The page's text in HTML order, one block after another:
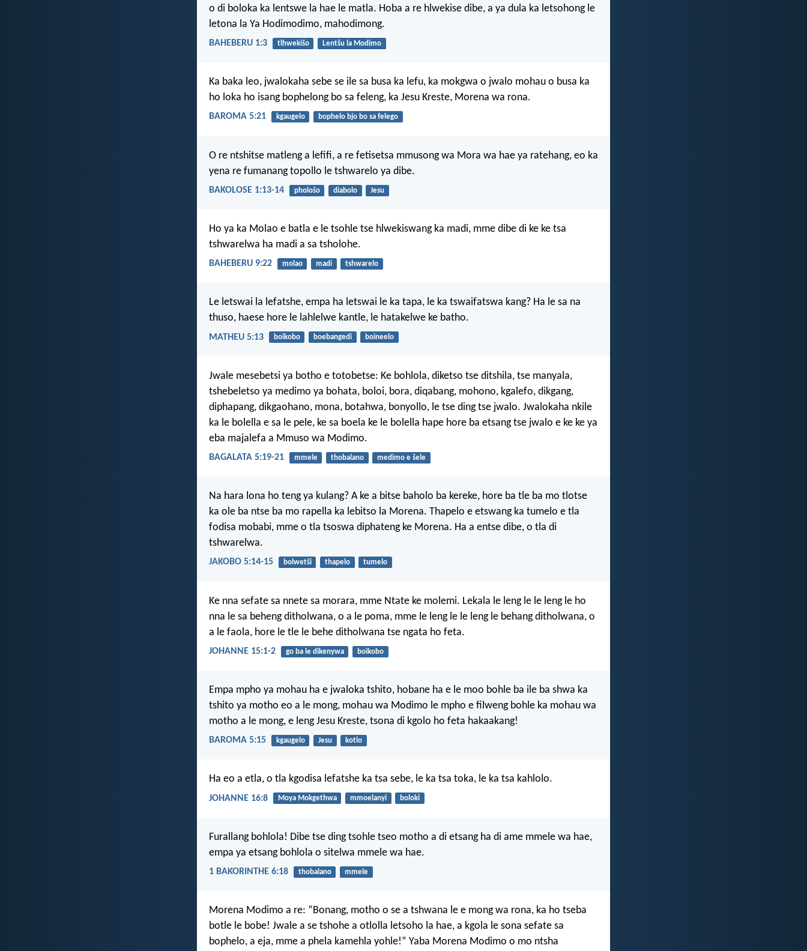
o di boloka ka lentswe la hae le matla. Hoba a re hlwekise dibe, a ya dula ka letsohong le
letona la Ya Hodimodimo, mahodimong.
BAHEBERU 1:3 tlhwekišo Lentšu la Modimo
Ka baka leo, jwalokaha sebe se ile sa busa ka lefu, ka mokgwa o jwalo mohau o busa ka
ho loka ho isang bophelong bo sa feleng, ka Jesu Kreste, Morena wa rona.
BAROMA 5:21 kgaugelo bophelo bjo bo sa felego
O re ntshitse matleng a lefifi, a re fetisetsa mmusong wa Mora wa hae ya ratehang, eo ka
yena re fumanang topollo le tshwarelo ya dibe.
BAKOLOSE 1:13-14 phološo diabolo Jesu
Ho ya ka Molao e batla e le tsohle tse hlwekiswang ka madi, mme dibe di ke ke tsa
tshwarelwa ha madi a sa tsholohe.
BAHEBERU 9:22 molao madi tshwarelo
Le letswai la lefatshe, empa ha letswai le ka tapa, le ka tswaifatswa kang? Ha le sa na
thuso, haese hore le lahlelwe kantle, le hatakelwe ke batho.
MATHEU 5:13 boikobo boebangedi boineelo
Jwale mesebetsi ya botho e totobetse: Ke bohlola, diketso tse ditshila, tse manyala,
tshebeletso ya medimo ya bohata, boloi, bora, diqabang, mohono, kgalefo, dikgang,
diphapang, dikgaohano, mona, botahwa, bonyollo, le tse ding tse jwalo. Jwalokaha nkile
ka le bolella e sa le pele, ke sa boela ke le bolella hape hore ba etsang tse jwalo e ke ke ya
eba majalefa a Mmuso wa Modimo.
BAGALATA 5:19-21 mmele thobalano medimo e šele
Na hara lona ho teng ya kulang? A ke a bitse baholo ba kereke, hore ba tle ba mo tlotse
ka ole ba ntse ba mo rapella ka lebitso la Morena. Thapelo e etswang ka tumelo e tla
fodisa mobabi, mme o tla tsoswa diphateng ke Morena. Ha a entse dibe, o tla di
tshwarelwa.
JAKOBO 5:14-15 bolwetši thapelo tumelo
Ke nna sefate sa nnete sa morara, mme Ntate ke molemi. Lekala le leng le le leng le ho
nna le sa beheng ditholwana, o a le poma, mme le leng le le leng le behang ditholwana, o
a le faola, hore le tle le behe ditholwana tse ngata ho feta.
JOHANNE 15:1-2 go ba le dikenywa boikobo
Empa mpho ya mohau ha e jwaloka tshito, hobane ha e le moo bohle ba ile ba shwa ka
tshito ya motho eo a le mong, mohau wa Modimo le mpho e filweng bohle ka mohau wa
motho a le mong, e leng Jesu Kreste, tsona di kgolo ho feta hakaakang!
BAROMA 5:15 kgaugelo Jesu kotlo
Ha eo a etla, o tla kgodisa lefatshe ka tsa sebe, le ka tsa toka, le ka tsa kahlolo.
JOHANNE 16:8 Moya Mokgethwa mmoelanyi boloki
Furallang bohlola! Dibe tse ding tsohle tseo motho a di etsang ha di ame mmele wa hae,
empa ya etsang bohlola o sitelwa mmele wa hae.
1 BAKORINTHE 6:18 thobalano mmele
Morena Modimo a re: “Bonang, motho o se a tshwana le e mong wa rona, ka ho tseba
botle le bobe! Jwale a se tshohe a otlolla letsoho la hae, a kgola le sona sefate sa
bophelo, a eja, mme a phela kamehla yohle!” Yaba Morena Modimo o mo ntsha